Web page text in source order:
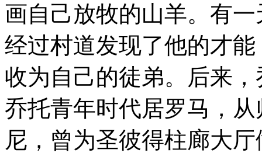
画自己放牧的山羊。有
经过村道发现了他的才
收为自己的徒弟。后来
乔托青年时代居罗马，
尼，曾为圣彼得柱廊大